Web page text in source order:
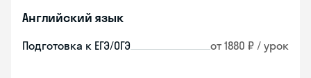
Английский язык
Подготовка к ЕГЭ/ОГЭ от 1880 ₽ / урок